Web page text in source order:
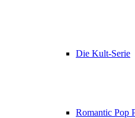
Die Kult-Serie
Romantic Pop